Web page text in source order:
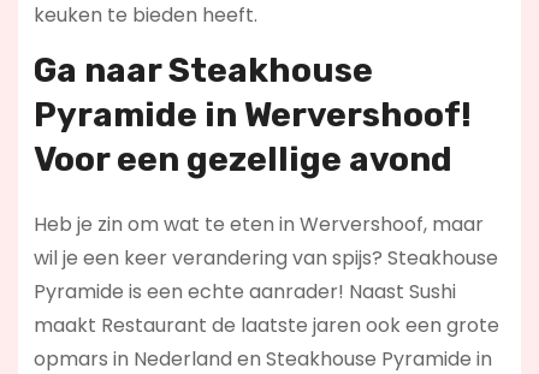
keuken te bieden heeft.
Ga naar Steakhouse
Pyramide in Wervershoof!
Voor een gezellige avond
Heb je zin om wat te eten in Wervershoof, maar
wil je een keer verandering van spijs? Steakhouse
Pyramide is een echte aanrader! Naast Sushi
maakt Restaurant de laatste jaren ook een grote
opmars in Nederland en Steakhouse Pyramide in